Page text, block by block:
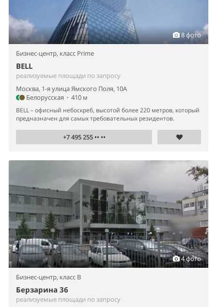
8 фото
Бизнес-центр, класс Prime
BELL
реализуемые площади по запросу
Москва, 1-я улица Ямского Поля, 10А
Белорусская • 410 м
BELL – офисный небоскреб, высотой более 220 метров, который
предназначен для самых требовательных резидентов.
+7 495 255 •• ••
4 фото
Бизнес-центр, класс B
Берзарина 36
реализуемые площади по запросу